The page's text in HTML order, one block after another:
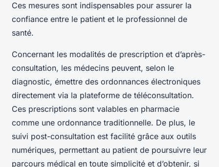
Ces mesures sont indispensables pour assurer la
confiance entre le patient et le professionnel de
santé.
Concernant les modalités de prescription et d’après-
consultation, les médecins peuvent, selon le
diagnostic, émettre des ordonnances électroniques
directement via la plateforme de téléconsultation.
Ces prescriptions sont valables en pharmacie
comme une ordonnance traditionnelle. De plus, le
suivi post-consultation est facilité grâce aux outils
numériques, permettant au patient de poursuivre leur
parcours médical en toute simplicité et d’obtenir, si